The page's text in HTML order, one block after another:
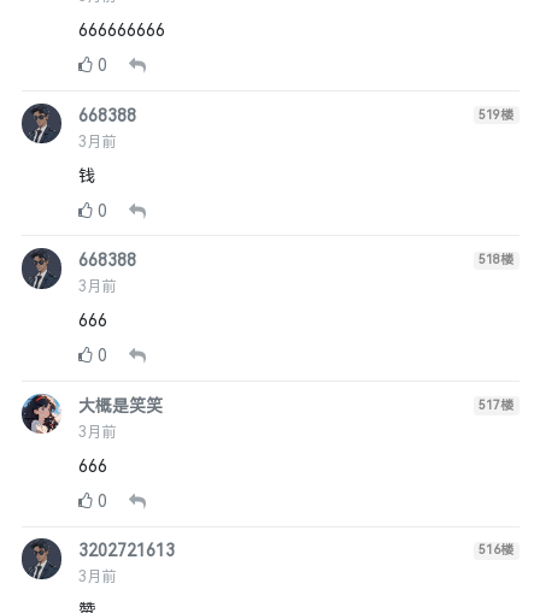
666666666
0
668388
3月前
519楼
钱
0
668388
3月前
518楼
666
0
大概是笑笑
3月前
517楼
666
0
3202721613
3月前
516楼